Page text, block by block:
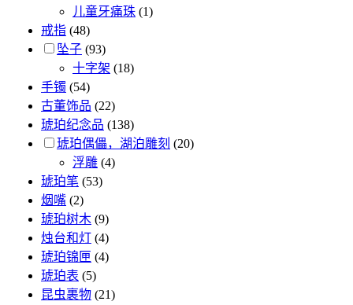
儿童牙痛珠 (1)
戒指 (48)
坠子 (93)
十字架 (18)
手镯 (54)
古董饰品 (22)
琥珀纪念品 (138)
琥珀偶儡，湖泊雕刻 (20)
浮雕 (4)
琥珀笔 (53)
烟嘴 (2)
琥珀树木 (9)
烛台和灯 (4)
琥珀锦匣 (4)
琥珀表 (5)
昆虫裹物 (21)